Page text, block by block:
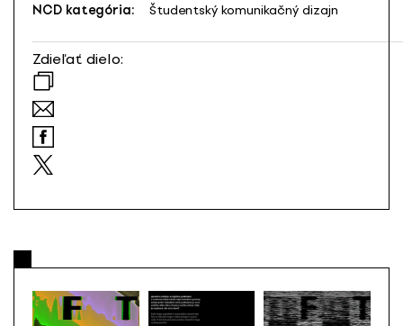
NCD kategória:
Študentský komunikačný dizajn
Zdieľať dielo: